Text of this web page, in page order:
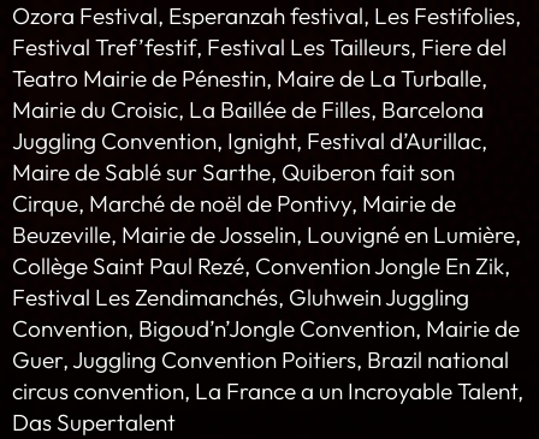
Ozora Festival, Esperanzah festival, Les Festifolies,
Festival Tref’festif, Festival Les Tailleurs, Fiere del
Teatro Mairie de Pénestin, Maire de La Turballe,
Mairie du Croisic, La Baillée de Filles, Barcelona
Juggling Convention, Ignight, Festival d’Aurillac,
Maire de Sablé sur Sarthe, Quiberon fait son
Cirque, Marché de noël de Pontivy, Mairie de
Beuzeville, Mairie de Josselin, Louvigné en Lumière,
Collège Saint Paul Rezé, Convention Jongle En Zik,
Festival Les Zendimanchés, Gluhwein Juggling
Convention, Bigoud’n’Jongle Convention, Mairie de
Guer, Juggling Convention Poitiers, Brazil national
circus convention, La France a un Incroyable Talent,
Das Supertalent